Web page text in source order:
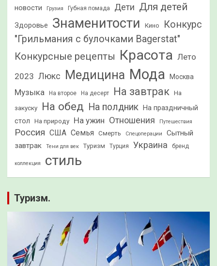
новости
Грузия Губная помада Дети Для детей
Здоровье Знаменитости Кино
Конкурс
"Грильмания с булочками Bagerstat"
Конкурсные рецепты Красота Лето
2023 Люкс Медицина Мода Москва
Музыка На второе На десерт На завтрак На
закуску На обед На полдник
На праздничный
стол
На природу На ужин Отношения Путешествия
Россия США Семья Смерть Спецоперации
Сытный
завтрак
Тени для век Туризм Турция Украина бренд
коллекция стиль
Туризм.